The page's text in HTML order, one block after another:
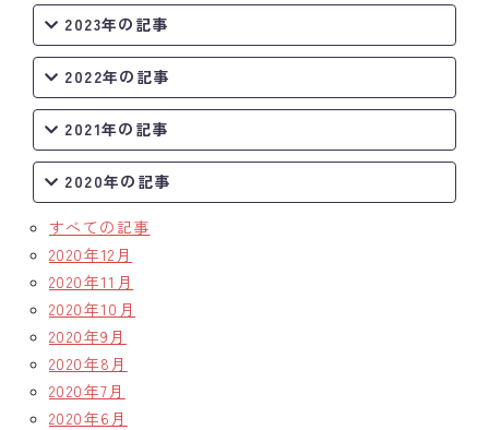
2023年の記事
2022年の記事
2021年の記事
2020年の記事
すべての記事
2020年12月
2020年11月
2020年10月
2020年9月
2020年8月
2020年7月
2020年6月